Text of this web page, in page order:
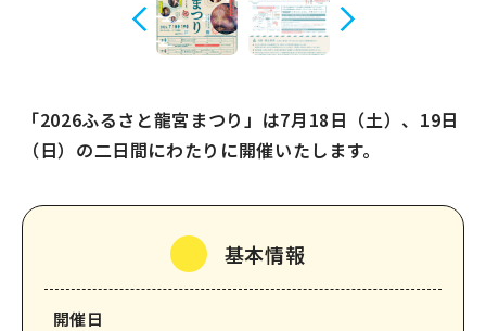
滑川ってどんなところ？
写真で見るなめりかわ
なめりかわ"達人"名鑑
デジタルパンフレット
アクセス
なめりかわ観光パートナー
会員入会案内
会員紹介
「2026ふるさと龍宮まつり」は7月18日（土）、19日
（日）の二日間にわたりに開催いたします。
基本情報
開催日